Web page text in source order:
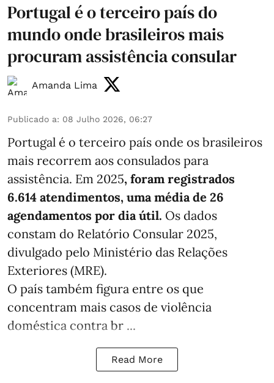
Portugal é o terceiro país do
mundo onde brasileiros mais
procuram assistência consular
Amanda Lima
Publicado a: 08 Julho 2026, 06:27
Portugal é o terceiro país onde os brasileiros
mais recorrem aos consulados para
assistência. Em 2025, foram registrados
6.614 atendimentos, uma média de 26
agendamentos por dia útil. Os dados
constam do Relatório Consular 2025,
divulgado pelo Ministério das Relações
Exteriores (MRE).
O país também figura entre os que
concentram mais casos de violência
doméstica contra br ...
Read More